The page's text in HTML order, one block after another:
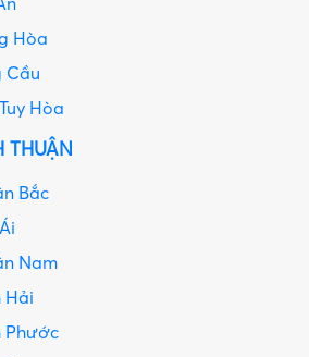
Hòa
Cầu
Hòa
THUẬN
Bắc
Nam
Hải
Phước